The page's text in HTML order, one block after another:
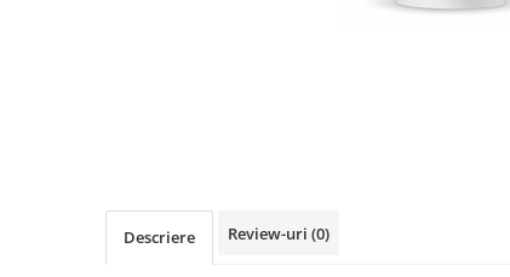
Descriere Review-uri (0)